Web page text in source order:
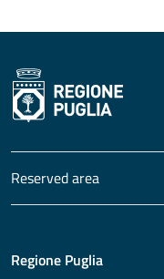
Reserved area
Regione Puglia